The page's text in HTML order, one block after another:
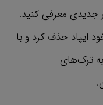
جدیدی معرفی کنید.
ایپاد حذف کرد و با
به ترک‌های